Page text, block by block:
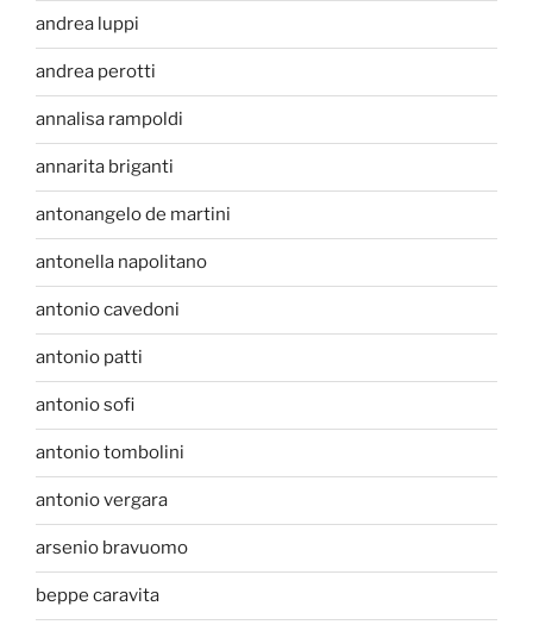
andrea luppi
andrea perotti
annalisa rampoldi
annarita briganti
antonangelo de martini
antonella napolitano
antonio cavedoni
antonio patti
antonio sofi
antonio tombolini
antonio vergara
arsenio bravuomo
beppe caravita